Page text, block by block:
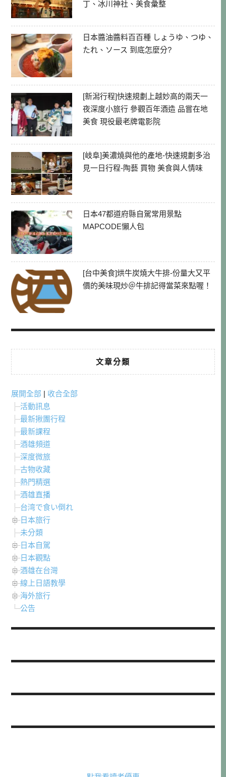
丁、冰川神社、美食彙整
日本醬油醬料百百種 しょうゆ、つゆ、
たれ、ソース 到底怎麼分?
[新潟行程]快速規劃上越妙高的兩天一
夜深度小旅行 參觀百年酒造 品嘗在地
美食 現役最老牌電影院
[岐阜]美濃燒與他的產地-快速規劃多治
見一日行程-陶藝 買物 美食與人情味
日本47都道府縣自駕常用景點
MAPCODE懶人包
[台中美食]烘牛炭燒大牛排-份量大又平
價的美味現炒＠牛排記得當菜來點喔！
文章分類
展開全部 | 收合全部
活動訊息
最新揪團行程
最新課程
酒雄頻道
深度微旅
古物收藏
熱門精選
酒雄直播
台湾で食い倒れ
日本旅行
未分類
日本自駕
日本觀點
酒雄在台灣
線上日語教學
海外旅行
公告